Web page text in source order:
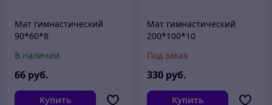
Мат гимнастический
90*60*8
В наличии
66 руб.
Купить
Мат гимнастический
200*100*10
Под заказ
330 руб.
Купить